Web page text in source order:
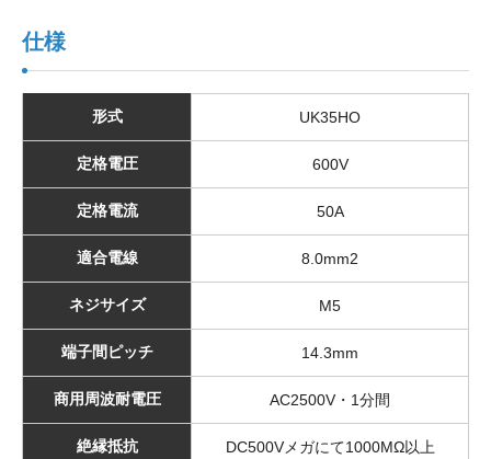
仕様
形式 UK35HO
定格電圧 600V
定格電流 50A
適合電線 8.0mm2
ネジサイズ M5
端子間ピッチ 14.3mm
商用周波耐電圧 AC2500V・1分間
絶縁抵抗 DC500Vメガにて1000MΩ以上